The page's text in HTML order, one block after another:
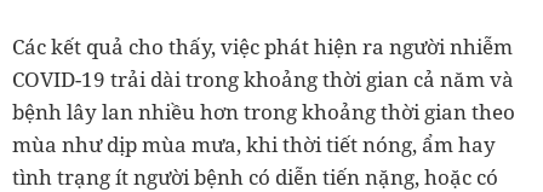
Các kết quả cho thấy, việc phát hiện ra người nhiễm
COVID-19 trải dài trong khoảng thời gian cả năm và
bệnh lây lan nhiều hơn trong khoảng thời gian theo
mùa như dịp mùa mưa, khi thời tiết nóng, ẩm hay
tình trạng ít người bệnh có diễn tiến nặng, hoặc có